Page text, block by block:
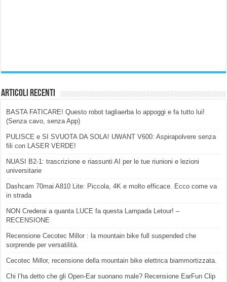
Articoli Recenti
BASTA FATICARE! Questo robot tagliaerba lo appoggi e fa tutto lui!
(Senza cavo, senza App)
PULISCE e SI SVUOTA DA SOLA! UWANT V600: Aspirapolvere senza
fili con LASER VERDE!
NUASI B2-1: trascrizione e riassunti AI per le tue riunioni e lezioni
universitarie
Dashcam 70mai A810 Lite: Piccola, 4K e molto efficace. Ecco come va
in strada
NON Crederai a quanta LUCE fa questa Lampada Letour! –
RECENSIONE
Recensione Cecotec Millor : la mountain bike full suspended che
sorprende per versatilità.
Cecotec Millor, recensione della mountain bike elettrica biammortizzata.
Chi l’ha detto che gli Open-Ear suonano male? Recensione EarFun Clip